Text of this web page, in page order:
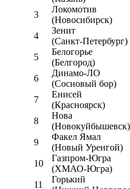
3
Локомотив
(Новосибирск)
4
Зенит
(Санкт-Петербург)
5
Белогорье
(Белгород)
6
Динамо-ЛО
(Сосновый бор)
7
Енисей
(Красноярск)
8
Нова
(Новокуйбышевск)
9
Факел Ямал
(Новый Уренгой)
10
Газпром-Югра
(ХМАО-Югра)
11
Горький